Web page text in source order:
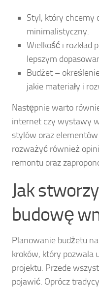
Styl, który chcemy
minimalistyczny.
Wielkość i rozkład
lepszym
Budżet –
jakie materiały i
Następnie warto
internet czy wystawy
stylów oraz elementów
rozważyć również
remontu oraz
Jak
budowę
Planowanie budżetu
kroków, który pozwala
projektu. Przede
pojawić. Oprócz